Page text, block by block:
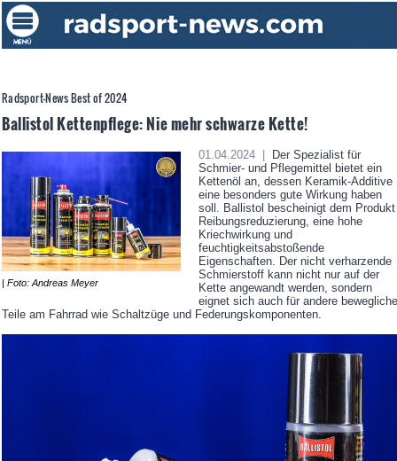
Radsport-News Best of 2024
Ballistol Kettenpflege: Nie mehr schwarze Kette!
| Foto: Andreas Meyer
01.04.2024 |
Der Spezialist für
Schmier- und Pflegemittel bietet ein
Kettenöl an, dessen Keramik-Additive
eine besonders gute Wirkung haben
soll. Ballistol bescheinigt dem Produkt
Reibungsreduzierung, eine hohe
Kriechwirkung und
feuchtigkeitsabstoßende
Eigenschaften. Der nicht verharzende
Schmierstoff kann nicht nur auf der
Kette angewandt werden, sondern
eignet sich auch für andere bewegliche
Teile am Fahrrad wie Schaltzüge und Federungskomponenten.